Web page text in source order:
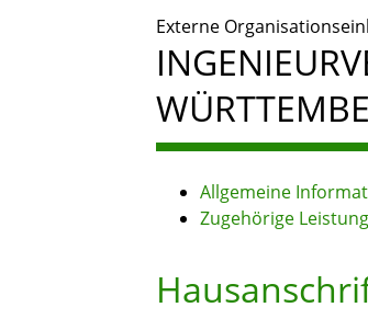
Externe
Allgemeine
Zugehörige